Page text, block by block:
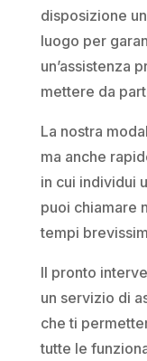
disposizione
luogo per
un’assistenza
mettere da
La nostra
ma anche
in cui individui
puoi chiamare
tempi
Il pronto
un servizio di
che ti
tutte le